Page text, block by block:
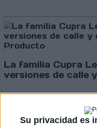
Su privacidad es
Producto
La familia Cupra
versiones de calle